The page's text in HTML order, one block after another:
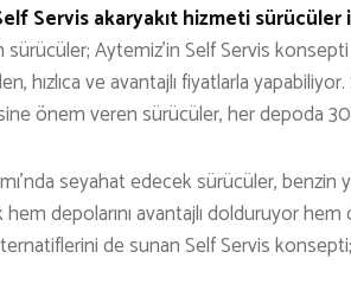
Servis akaryakıt hizmeti
Aytemiz’in Self Servis
hızlıca ve avantajlı fiyatlarla
önem veren sürücüler, her depoda
seyahat edecek sürücüler, benzin
depolarını avantajlı dolduruyor
de sunan Self Servis